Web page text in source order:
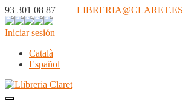
93 301 08 87 | LIBRERIA@CLARET.ES
Iniciar sesión
Català
Español